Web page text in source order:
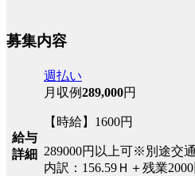
募集内容
給与
詳細
週払い
月収例289,000円
【時給】1600円
289000円以上可※別途交
内訳：156.59Ｈ＋残業